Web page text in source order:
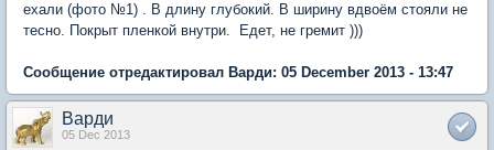
ехали (фото №1) . В длину глубокий. В ширину вдвоём стояли не
тесно. Покрыт пленкой внутри. Едет, не гремит )))
Сообщение отредактировал Варди: 05 December 2013 - 13:47
Варди
05 Dec 2013